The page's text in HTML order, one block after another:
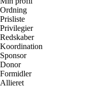
Ordning
Prisliste
Privilegier
Redskaber
Koordination
Sponsor
Donor
Formidler
Allieret